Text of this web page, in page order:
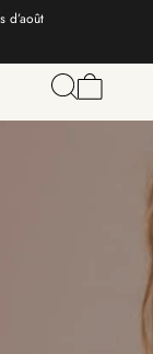
d’août